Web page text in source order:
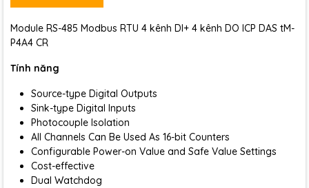
Module RS-485 Modbus RTU 4 kênh DI+ 4 kênh DO ICP DAS tM-
P4A4 CR
Tính năng
Source-type Digital Outputs
Sink-type Digital Inputs
Photocouple Isolation
All Channels Can Be Used As 16-bit Counters
Configurable Power-on Value and Safe Value Settings
Cost-effective
Dual Watchdog